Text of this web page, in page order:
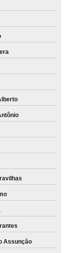
Assunção